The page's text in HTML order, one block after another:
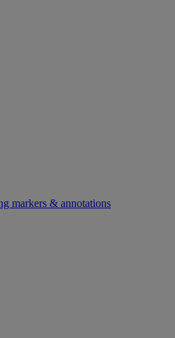
markers & annotations